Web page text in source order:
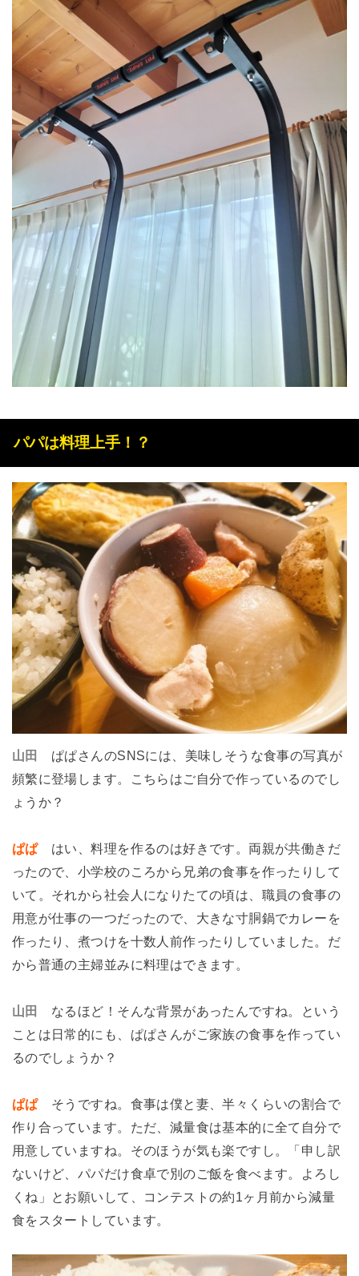
パパは料理上手！？
山田 ぱぱさんのSNSには、美味しそうな食事の写真が
頻繁に登場します。こちらはご自分で作っているのでし
ょうか？
ぱぱ はい、料理を作るのは好きです。両親が共働きだ
ったので、小学校のころから兄弟の食事を作ったりして
いて。それから社会人になりたての頃は、職員の食事の
用意が仕事の一つだったので、大きな寸胴鍋でカレーを
作ったり、煮つけを十数人前作ったりしていました。だ
から普通の主婦並みに料理はできます。
山田 なるほど！そんな背景があったんですね。という
ことは日常的にも、ぱぱさんがご家族の食事を作ってい
るのでしょうか？
ぱぱ そうですね。食事は僕と妻、半々くらいの割合で
作り合っています。ただ、減量食は基本的に全て自分で
用意していますね。そのほうが気も楽ですし。「申し訳
ないけど、パパだけ食卓で別のご飯を食べます。よろし
くね」とお願いして、コンテストの約1ヶ月前から減量
食をスタートしています。